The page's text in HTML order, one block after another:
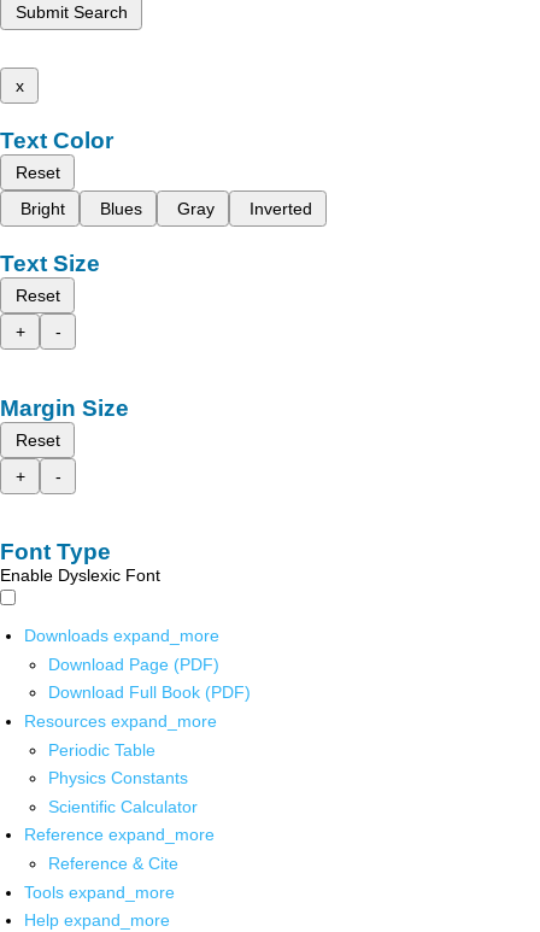
Submit Search
x
Text Color
Reset
Bright
Blues Gray Inverted
Text Size
Reset
+
-
Margin Size
Reset
+
-
Font Type
Enable Dyslexic Font
Downloads expand_more
Download Page (PDF)
Download Full Book (PDF)
Resources expand_more
Periodic Table
Physics Constants
Scientific Calculator
Reference expand_more
Reference & Cite
Tools expand_more
Help expand_more